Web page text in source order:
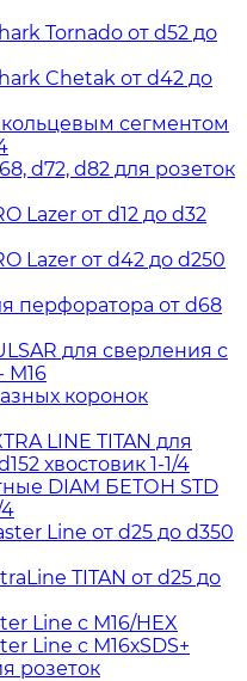
Tornado от d52 до
Chetak от d42 до
сегментом
d72, d82 для розеток
Lazer от d12 до d32
Lazer от d42 до d250
перфоратора от d68
для сверления с
М16
коронок
LINE TITAN для
хвостовик 1-1/4
DIAM БЕТОН STD
Line от d25 до d350
ТITAN от d25 до
Line с М16/HEX
Line с М16хSDS+
розеток